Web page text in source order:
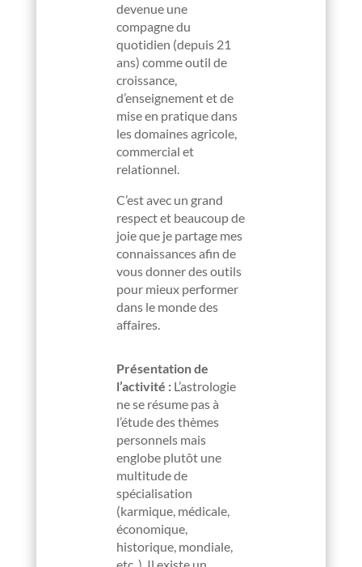
devenue une
compagne du
quotidien (depuis 21
ans) comme outil de
croissance,
d’enseignement et de
mise en pratique dans
les domaines agricole,
commercial et
relationnel.
C’est avec un grand
respect et beaucoup de
joie que je partage mes
connaissances afin de
vous donner des outils
pour mieux performer
dans le monde des
affaires.
Présentation de
l’activité :L’astrologie
ne se résume pas à
l’étude des thèmes
personnels mais
englobe plutôt une
multitude de
spécialisation
(karmique, médicale,
économique,
historique, mondiale,